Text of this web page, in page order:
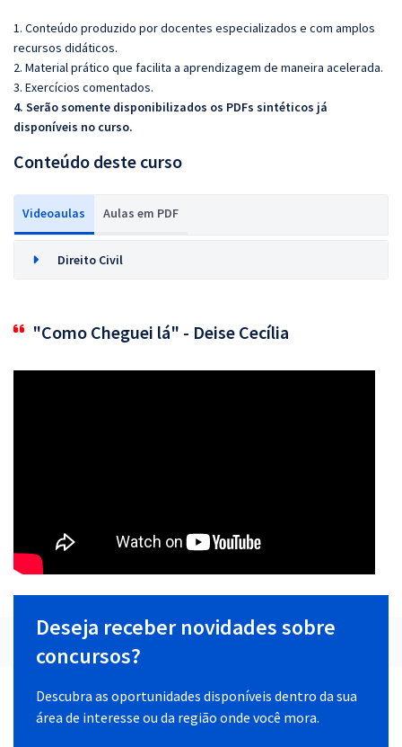
1. Conteúdo produzido por docentes especializados e com amplos
recursos didáticos.
2. Material prático que facilita a aprendizagem de maneira acelerada.
3. Exercícios comentados.
4. Serão somente disponibilizados os PDFs sintéticos já
disponíveis no curso.
Conteúdo deste curso
Videoaulas Aulas em PDF
Direito Civil
"Como Cheguei lá" - Deise Cecília
Deseja receber novidades sobre
concursos?
Descubra as oportunidades disponíveis dentro da sua
área de interesse ou da região onde você mora.